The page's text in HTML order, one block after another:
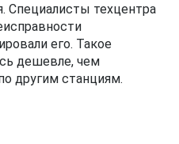
Специалисты техцентра
его. Такое
дешевле, чем
другим станциям.